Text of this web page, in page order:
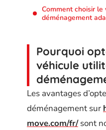
Comment choisir le
déménagement
Pourquoi
véhicule
Les avantages
déménagement sur
move.com/fr/sont